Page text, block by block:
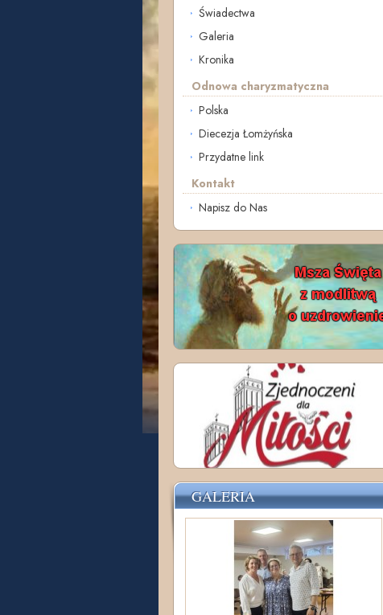
Świadectwa
Galeria
Kronika
Odnowa charyzmatyczna
Polska
Diecezja Łomżyńska
Przydatne link
Kontakt
Napisz do Nas
GALERIA